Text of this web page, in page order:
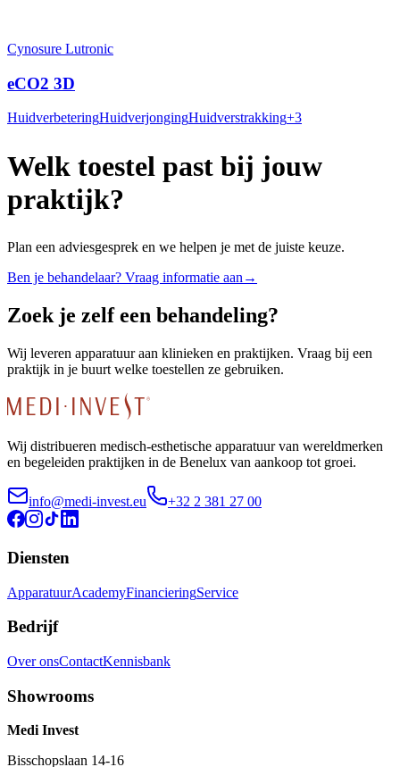
Cynosure Lutronic
eCO2 3D
HuidverbeteringHuidverjongingHuidverstrakking+3
Welk toestel past bij jouw
praktijk?
Plan een adviesgesprek en we helpen je met de juiste keuze.
Ben je behandelaar? Vraag informatie aan →
Zoek je zelf een behandeling?
Wij leveren apparatuur aan klinieken en praktijken. Vraag bij een
praktijk in je buurt welke toestellen ze gebruiken.
Wij distribueren medisch-esthetische apparatuur van wereldmerken
en begeleiden praktijken in de Benelux van aankoop tot groei.
info@medi-invest.eu +32 2 381 27 00
Diensten
ApparatuurAcademyFinancieringService
Bedrijf
Over onsContactKennisbank
Showrooms
Medi Invest
Bisschopslaan 14-16